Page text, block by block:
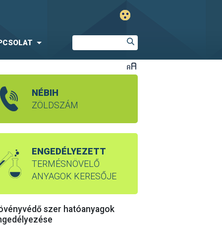
NÉBIH
ZÖLDSZÁM
ENGEDÉLYEZETT
TERMÉSNÖVELŐ
ANYAGOK KERESŐJE
szer hatóanyagok